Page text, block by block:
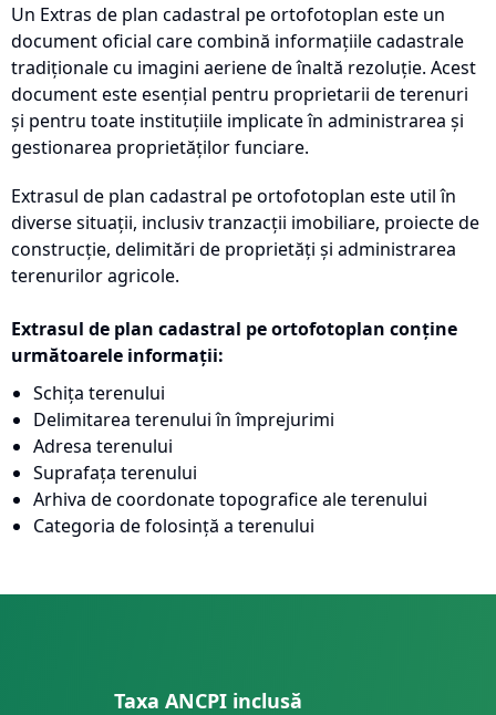
Un Extras de plan cadastral pe ortofotoplan este un
document oficial care combină informațiile cadastrale
tradiționale cu imagini aeriene de înaltă rezoluție. Acest
document este esențial pentru proprietarii de terenuri
și pentru toate instituțiile implicate în administrarea și
gestionarea proprietăților funciare.
Extrasul de plan cadastral pe ortofotoplan este util în
diverse situații, inclusiv tranzacții imobiliare, proiecte de
construcție, delimitări de proprietăți și administrarea
terenurilor agricole.
Extrasul de plan cadastral pe ortofotoplan conține
următoarele informații:
Schița terenului
Delimitarea terenului în împrejurimi
Adresa terenului
Suprafața terenului
Arhiva de coordonate topografice ale terenului
Categoria de folosință a terenului
Taxa ANCPI inclusă